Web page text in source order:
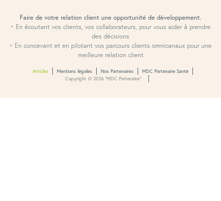
Faire de votre relation client une opportunité de développement.
• En écoutant vos clients, vos collaborateurs, pour vous aider à prendre
des décisions
• En concevant et en pilotant vos parcours clients omnicanaux pour une
meilleure relation client
Articles Mentions légales Nos Partenaires
MDC Partenaire Santé
Copyright © 2026 “MDC Partenaire”